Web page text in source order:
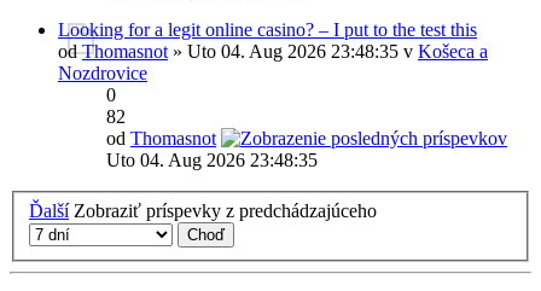
Looking for a legit online casino? – I put to the test this
odThomasnot » Uto 04. Aug 2026 23:48:35 v Košeca a
Nozdrovice
0
82
od Thomasnot
Uto 04. Aug 2026 23:48:35
Ďalší Zobraziť príspevky z predchádzajúceho